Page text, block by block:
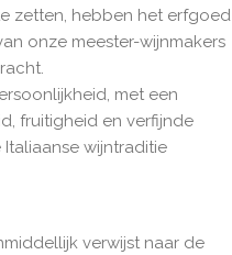
zetten, hebben het erfgoed
onze meester-wijnmakers
met een
fruitigheid en verfijnde
wijntraditie
verwijst naar de